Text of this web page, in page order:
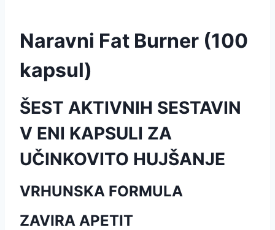
Naravni Fat Burner (100
kapsul)
ŠEST AKTIVNIH SESTAVIN
V ENI KAPSULI ZA
UČINKOVITO HUJŠANJE
VRHUNSKA FORMULA
ZAVIRA APETIT